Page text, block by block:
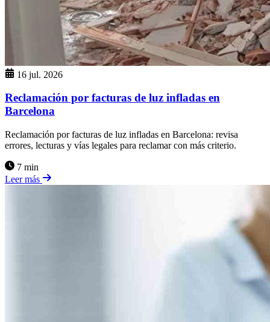
16 jul. 2026
Reclamación por facturas de luz infladas en
Barcelona
Reclamación por facturas de luz infladas en Barcelona: revisa
errores, lecturas y vías legales para reclamar con más criterio.
7 min
Leer más